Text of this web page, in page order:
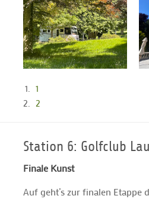
1
2
Station 6: Golfclub
Finale Kunst
Auf geht’s zur finalen Etappe